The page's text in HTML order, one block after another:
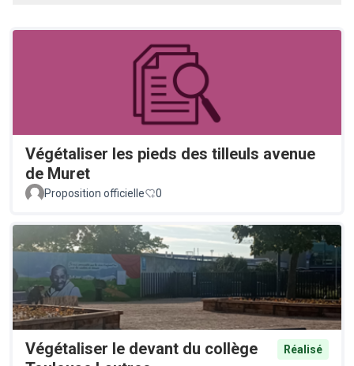
Végétaliser les pieds des tilleuls avenue
de Muret
Proposition officielle 0
Végétaliser le devant du collège
Réalisé